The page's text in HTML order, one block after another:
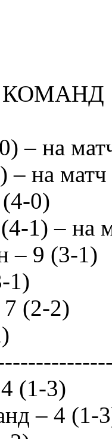
– на
– на
0)
1) – на
– 9 (3-1)
1)
(2-2)
(1-3)
– 4 (1-